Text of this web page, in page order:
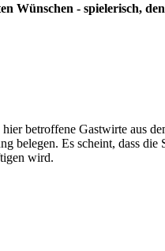
- spielerisch,
betroffene Gastwirte aus
belegen. Es scheint, dass
wird.